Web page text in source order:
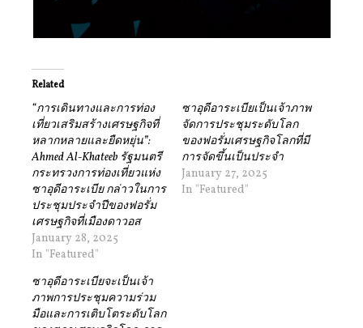
Related
“การเดินทางและการท่อง
เที่ยวเสริมสร้างเศรษฐกิจที่
หลากหลายและยืดหยุ่น”:
Ahmed Al-Khateeb รัฐมนตรี
กระทรวงการท่องเที่ยวแห่ง
ซาอุดีอาระเบีย กล่าวในการ
ประชุมประจำปีของฟอรั่ม
เศรษฐกิจที่เมืองดาวอส
January 28, 2025
In "Featured"
ซาอุดีอาระเบียเป็นเจ้าภาพ
จัดการประชุมระดับโลก
ของฟอรั่มเศรษฐกิจโลกที่มี
การจัดขึ้นเป็นประจำ
January 27, 2025
In "Featured"
ซาอุดีอาระเบียจะเป็นเจ้า
ภาพการประชุมความร่วม
มือและการเติบโตระดับโลก